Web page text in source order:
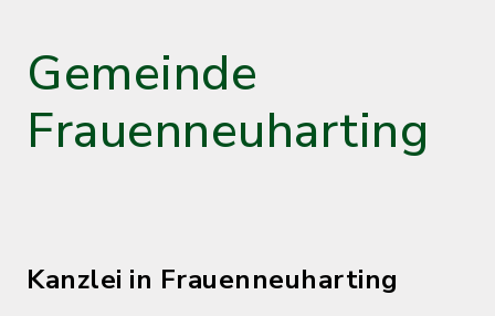
Gemeinde
Frauenneuharting
Kanzlei in Frauenneuharting